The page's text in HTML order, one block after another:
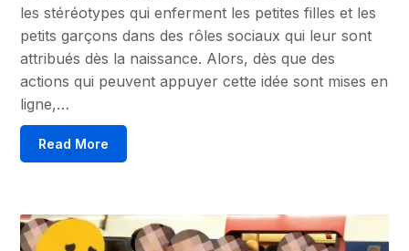
les stéréotypes qui enferment les petites filles et les
petits garçons dans des rôles sociaux qui leur sont
attribués dès la naissance. Alors, dès que des
actions qui peuvent appuyer cette idée sont mises en
ligne,…
Read More